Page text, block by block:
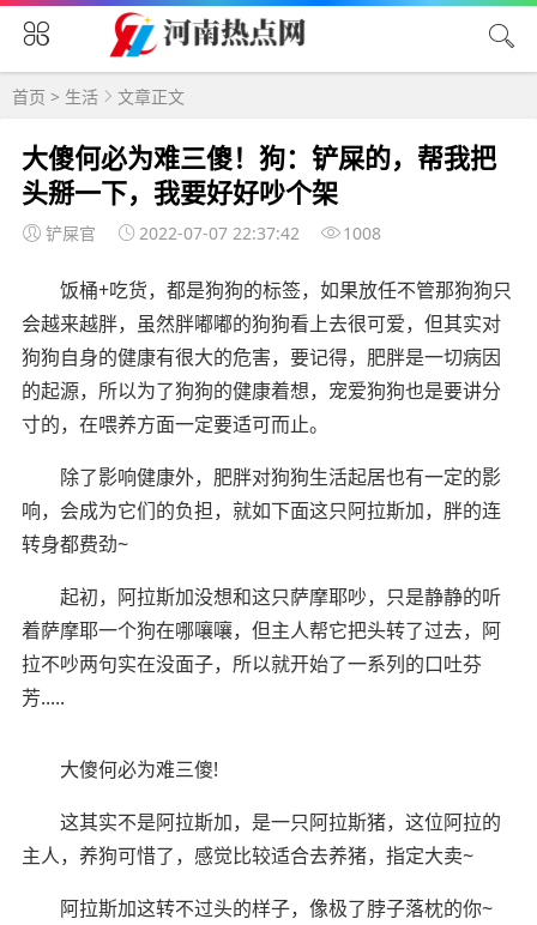
首页 > 生活 文章正文
大傻何必为难三傻！狗：铲屎的，帮我把
头掰一下，我要好好吵个架
铲屎官 2022-07-07 22:37:42 1008
饭桶+吃货，都是狗狗的标签，如果放任不管那狗狗只
会越来越胖，虽然胖嘟嘟的狗狗看上去很可爱，但其实对
狗狗自身的健康有很大的危害，要记得，肥胖是一切病因
的起源，所以为了狗狗的健康着想，宠爱狗狗也是要讲分
寸的，在喂养方面一定要适可而止。
除了影响健康外，肥胖对狗狗生活起居也有一定的影
响，会成为它们的负担，就如下面这只阿拉斯加，胖的连
转身都费劲~
起初，阿拉斯加没想和这只萨摩耶吵，只是静静的听
着萨摩耶一个狗在哪嚷嚷，但主人帮它把头转了过去，阿
拉不吵两句实在没面子，所以就开始了一系列的口吐芬
芳.....
大傻何必为难三傻!
这其实不是阿拉斯加，是一只阿拉斯猪，这位阿拉的
主人，养狗可惜了，感觉比较适合去养猪，指定大卖~
阿拉斯加这转不过头的样子，像极了脖子落枕的你~